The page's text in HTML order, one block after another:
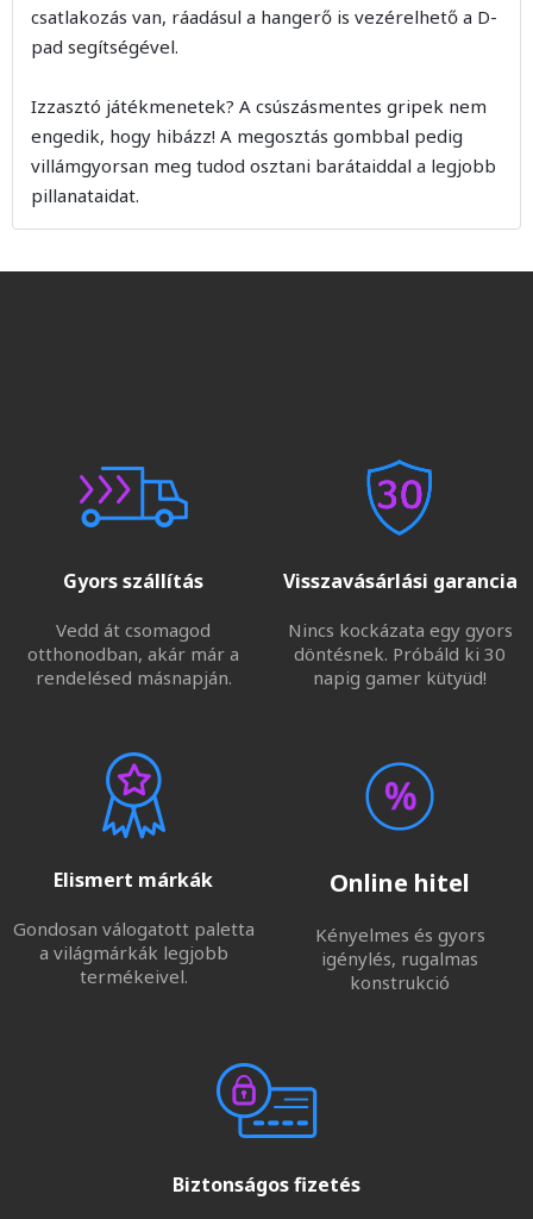
csatlakozás van, ráadásul a hangerő is vezérelhető a D-
pad segítségével.
Izzasztó játékmenetek? A csúszásmentes gripek nem
engedik, hogy hibázz! A megosztás gombbal pedig
villámgyorsan meg tudod osztani barátaiddal a legjobb
pillanataidat.
Gyors szállítás
Vedd át csomagod
otthonodban, akár már a
rendelésed másnapján.
Visszavásárlási garancia
Nincs kockázata egy gyors
döntésnek. Próbáld ki 30
napig gamer kütyüd!
Elismert márkák
Gondosan válogatott paletta
a világmárkák legjobb
termékeivel.
Online hitel
Kényelmes és gyors
igénylés, rugalmas
konstrukció
Biztonságos fizetés